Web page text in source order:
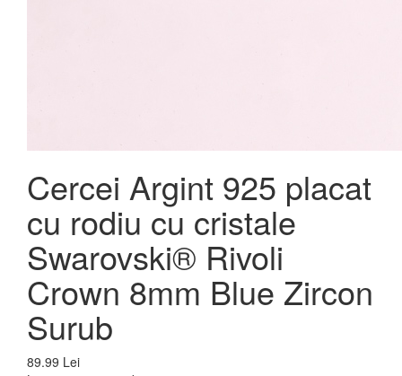
Cercei Argint 925 placat
cu rodiu cu cristale
Swarovski® Rivoli
Crown 8mm Blue Zircon
Surub
89.99 Lei